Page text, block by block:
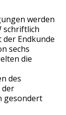
werden
schriftlich
Endkunde
sechs
die
des
der
gesondert